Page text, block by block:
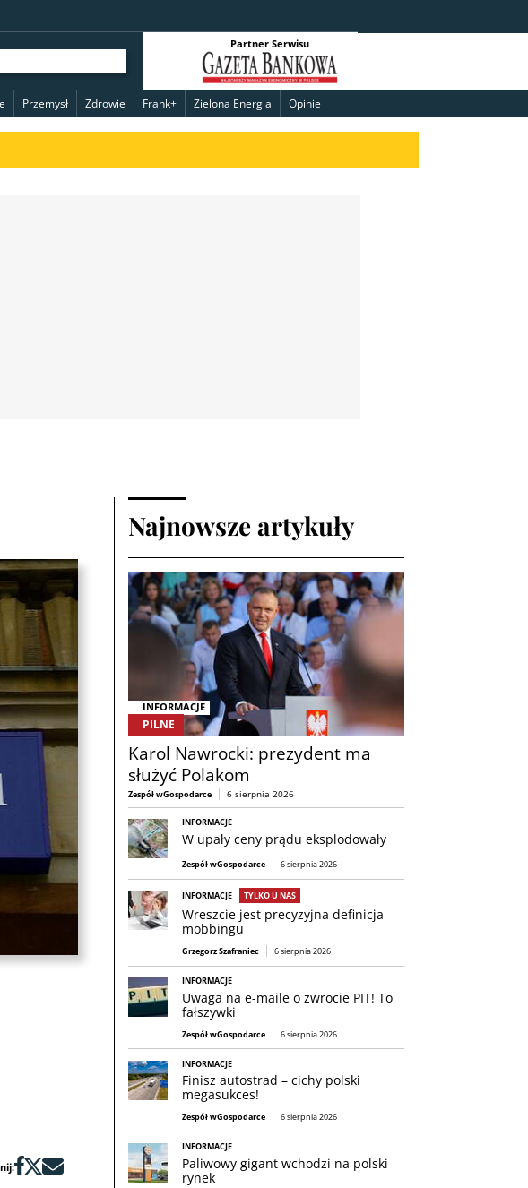
Partner Serwisu
Przemysł Zdrowie Frank+ Zielona Energia Opinie
Najnowsze artykuły
INFORMACJE
PILNE
Karol Nawrocki: prezydent ma
służyć Polakom
Zespół wGospodarce 6 sierpnia 2026
INFORMACJE
W upały ceny prądu eksplodowały
Zespół wGospodarce 6 sierpnia 2026
INFORMACJE TYLKO U NAS
Wreszcie jest precyzyjna definicja
mobbingu
Grzegorz Szafraniec 6 sierpnia 2026
INFORMACJE
Uwaga na e-maile o zwrocie PIT! To
fałszywki
Zespół wGospodarce 6 sierpnia 2026
INFORMACJE
Finisz autostrad – cichy polski
megasukces!
Zespół wGospodarce 6 sierpnia 2026
INFORMACJE
Paliwowy gigant wchodzi na polski
rynek